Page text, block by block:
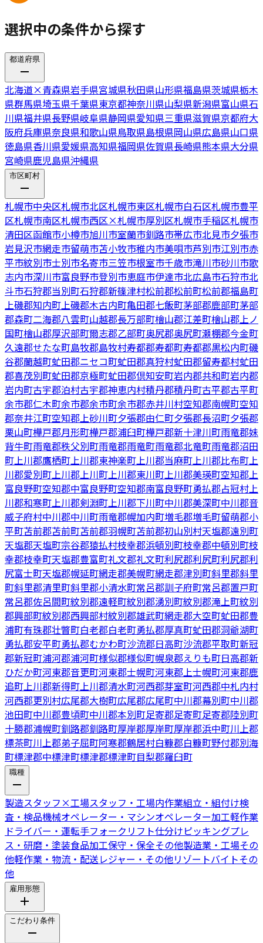
選択中の条件から探す
都道府県
北海道×青森県岩手県宮城県秋田県山形県福島県茨城県栃木
県群馬県埼玉県千葉県東京都神奈川県山梨県新潟県富山県石
川県福井県長野県岐阜県静岡県愛知県三重県滋賀県京都府大
阪府兵庫県奈良県和歌山県鳥取県島根県岡山県広島県山口県
徳島県香川県愛媛県高知県福岡県佐賀県長崎県熊本県大分県
宮崎県鹿児島県沖縄県
市区町村
札幌市中央区札幌市北区札幌市東区札幌市白石区札幌市豊平
区札幌市南区札幌市西区×札幌市厚別区札幌市手稲区札幌市
清田区函館市小樽市旭川市室蘭市釧路市帯広市北見市夕張市
岩見沢市網走市留萌市苫小牧市稚内市美唄市芦別市江別市赤
平市紋別市士別市名寄市三笠市根室市千歳市滝川市砂川市歌
志内市深川市富良野市登別市恵庭市伊達市北広島市石狩市北
斗市石狩郡当別町石狩郡新篠津村松前郡松前町松前郡福島町
上磯郡知内町上磯郡木古内町亀田郡七飯町茅部郡鹿部町茅部
郡森町二海郡八雲町山越郡長万部町檜山郡江差町檜山郡上ノ
国町檜山郡厚沢部町爾志郡乙部町奥尻郡奥尻町瀬棚郡今金町
久遠郡せたな町島牧郡島牧村寿都郡寿都町寿都郡黒松内町磯
谷郡蘭越町虻田郡ニセコ町虻田郡真狩村虻田郡留寿都村虻田
郡喜茂別町虻田郡京極町虻田郡倶知安町岩内郡共和町岩内郡
岩内町古宇郡泊村古宇郡神恵内村積丹郡積丹町古平郡古平町
余市郡仁木町余市郡余市町余市郡赤井川村空知郡南幌町空知
郡奈井江町空知郡上砂川町夕張郡由仁町夕張郡長沼町夕張郡
栗山町樺戸郡月形町樺戸郡浦臼町樺戸郡新十津川町雨竜郡妹
背牛町雨竜郡秩父別町雨竜郡雨竜町雨竜郡北竜町雨竜郡沼田
町上川郡鷹栖町上川郡東神楽町上川郡当麻町上川郡比布町上
川郡愛別町上川郡上川町上川郡東川町上川郡美瑛町空知郡上
富良野町空知郡中富良野町空知郡南富良野町勇払郡占冠村上
川郡和寒町上川郡剣淵町上川郡下川町中川郡美深町中川郡音
威子府村中川郡中川町雨竜郡幌加内町増毛郡増毛町留萌郡小
平町苫前郡苫前町苫前郡羽幌町苫前郡初山別村天塩郡遠別町
天塩郡天塩町宗谷郡猿払村枝幸郡浜頓別町枝幸郡中頓別町枝
幸郡枝幸町天塩郡豊富町礼文郡礼文町利尻郡利尻町利尻郡利
尻富士町天塩郡幌延町網走郡美幌町網走郡津別町斜里郡斜里
町斜里郡清里町斜里郡小清水町常呂郡訓子府町常呂郡置戸町
常呂郡佐呂間町紋別郡遠軽町紋別郡湧別町紋別郡滝上町紋別
郡興部町紋別郡西興部村紋別郡雄武町網走郡大空町虻田郡豊
浦町有珠郡壮瞥町白老郡白老町勇払郡厚真町虻田郡洞爺湖町
勇払郡安平町勇払郡むかわ町沙流郡日高町沙流郡平取町新冠
郡新冠町浦河郡浦河町様似郡様似町幌泉郡えりも町日高郡新
ひだか町河東郡音更町河東郡士幌町河東郡上士幌町河東郡鹿
追町上川郡新得町上川郡清水町河西郡芽室町河西郡中札内村
河西郡更別村広尾郡大樹町広尾郡広尾町中川郡幕別町中川郡
池田町中川郡豊頃町中川郡本別町足寄郡足寄町足寄郡陸別町
十勝郡浦幌町釧路郡釧路町厚岸郡厚岸町厚岸郡浜中町川上郡
標茶町川上郡弟子屈町阿寒郡鶴居村白糠郡白糠町野付郡別海
町標津郡中標津町標津郡標津町目梨郡羅臼町
職種
製造スタッフ ×工場スタッフ・工場内作業組立・組付け検
査・検品機械オペレーター・マシンオペレーター加工軽作業
ドライバー・運転手フォークリフト仕分けピッキングプレ
ス・研磨・塗装食品加工保守・保全その他製造業・工場その
他軽作業・物流・配送レジャー・その他リゾートバイトその
他
雇用形態
こだわり条件